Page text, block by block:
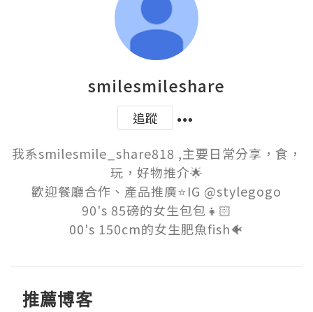
smilesmileshare
追蹤
我系smilesmile_share818 ,主要日常分享，食，
玩，好物推介🌟
歡迎餐廳合作、產品推廣⭐️IG @stylegogo
90's 85磅的女生包包👧🏻
推薦博客